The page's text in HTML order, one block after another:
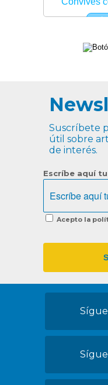
Suscríbete
útil sobre
de interés.
Escríbe aquí
Acepto la